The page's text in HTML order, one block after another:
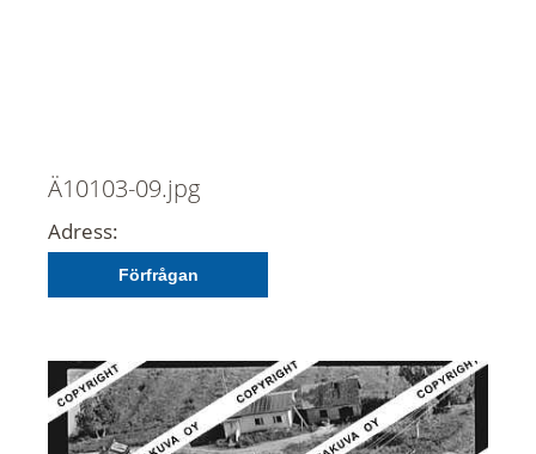
Ä10103-09.jpg
Adress:
Förfrågan